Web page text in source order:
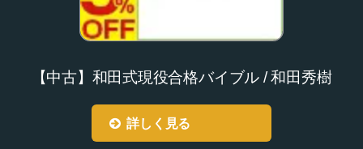
【中古】和田式現役合格バイブル / 和田秀樹
詳しく見る